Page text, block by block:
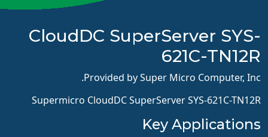
CloudDC SuperServer SYS-
621C-TN12R
Provided by Super Micro Computer, Inc.
Supermicro CloudDC SuperServer SYS-621C-TN12R
Key Applications